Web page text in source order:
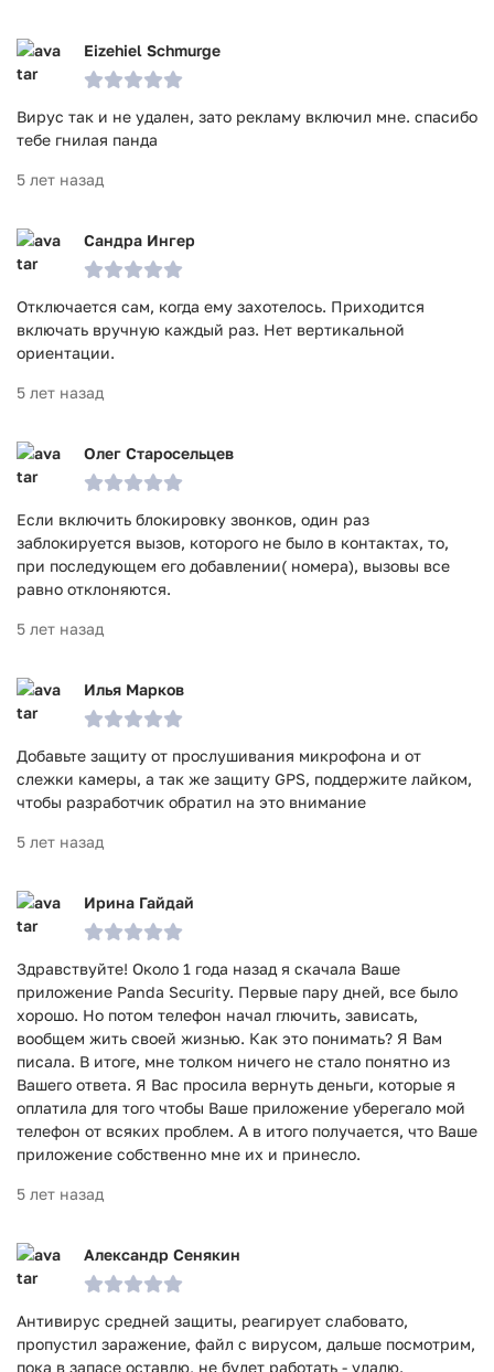
Eizehiel Schmurge
Вирус так и не удален, зато рекламу включил мне. спасибо
тебе гнилая панда
5 лет назад
Сандра Ингер
Отключается сам, когда ему захотелось. Приходится
включать вручную каждый раз. Нет вертикальной
ориентации.
5 лет назад
Олег Старосельцев
Если включить блокировку звонков, один раз
заблокируется вызов, которого не было в контактах, то,
при последующем его добавлении( номера), вызовы все
равно отклоняются.
5 лет назад
Илья Марков
Добавьте защиту от прослушивания микрофона и от
слежки камеры, а так же защиту GPS, поддержите лайком,
чтобы разработчик обратил на это внимание
5 лет назад
Ирина Гайдай
Здравствуйте! Около 1 года назад я скачала Ваше
приложение Panda Security. Первые пару дней, все было
хорошо. Но потом телефон начал глючить, зависать,
вообщем жить своей жизнью. Как это понимать? Я Вам
писала. В итоге, мне толком ничего не стало понятно из
Вашего ответа. Я Вас просила вернуть деньги, которые я
оплатила для того чтобы Ваше приложение уберегало мой
телефон от всяких проблем. А в итого получается, что Ваше
приложение собственно мне их и принесло.
5 лет назад
Александр Сенякин
Антивирус средней защиты, реагирует слабовато,
пропустил заражение, файл с вирусом, дальше посмотрим,
пока в запасе оставлю, не будет работать - удалю.